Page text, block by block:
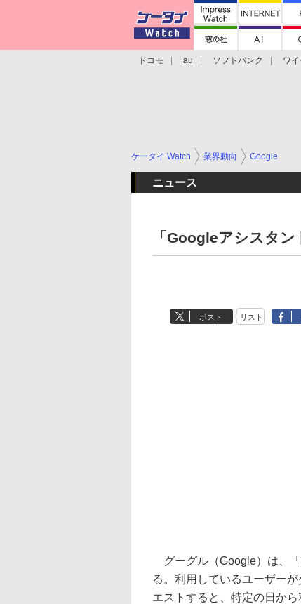
ドコモ au ソフトバンク ワ
ケータイ Watch 業界動向 Google
ニュース
「Googleアシスタ
ポスト リスト
グーグル（Google）は、
る。利用しているユーザー
エストすると、特定の日か